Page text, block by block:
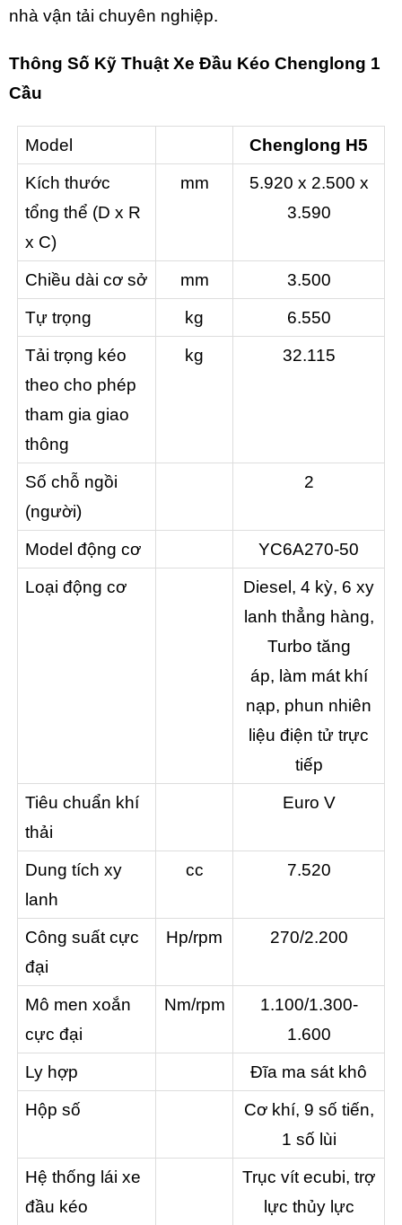
nhà vận tải chuyên nghiệp.
Thông Số Kỹ Thuật Xe Đầu Kéo Chenglong 1
Cầu
Model
Chenglong H5
Kích thước
tổng thể (D x R
x C)
mm
5.920 x 2.500 x
3.590
Chiều dài cơ sở mm
3.500
Tự trọng
kg
6.550
Tải trọng kéo
theo cho phép
tham gia giao
thông
kg 32.115
Số chỗ ngồi
(người)
2
Model động cơ
YC6A270-50
Loại động cơ
Diesel, 4 kỳ, 6 xy
lanh thẳng hàng,
Turbo tăng
áp, làm mát khí
nạp, phun nhiên
liệu điện tử trực
tiếp
Tiêu chuẩn khí
thải
Euro V
Dung tích xy
lanh
cc 7.520
Công suất cực
đại
Hp/rpm 270/2.200
Mô men xoắn
cực đại
Nm/rpm
1.100/1.300-
1.600
Ly hợp
Đĩa ma sát khô
Hộp số
Cơ khí, 9 số tiến,
1 số lùi
Hệ thống lái xe
đầu kéo
Trục vít ecubi, trợ
lực thủy lực